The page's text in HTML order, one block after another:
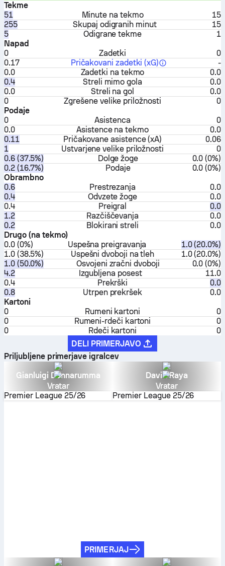
Tekme
51
Minute na tekmo
15
255
Skupaj odigranih minut
15
5
Odigrane tekme
1
Napad
0
Zadetki
0
0.17
Pričakovani zadetki (xG)
-
0.0
Zadetki na tekmo
0.0
0.4
Streli mimo gola
0.0
0.0
Streli na gol
0.0
0
Zgrešene velike priložnosti
0
Podaje
0
Asistenca
0
0.0
Asistence na tekmo
0.0
0.11
Pričakovane asistence (xA)
0.06
1
Ustvarjene velike priložnosti
0
0.6 (37.5%)
Dolge žoge
0.0 (0%)
0.2 (16.7%)
Podaje
0.0 (0%)
Obrambno
0.6
Prestrezanja
0.0
0.4
Odvzete žoge
0.0
0.4
Preigral
0.0
1.2
Razčiščevanja
0.0
0.2
Blokirani streli
0.0
Drugo (na tekmo)
0.0 (0%)
Uspešna preigravanja
1.0 (20.0%)
1.0 (38.5%)
Uspešni dvoboji na tleh
1.0 (20.0%)
1.0 (50.0%)
Osvojeni zračni dvoboji
0.0 (0%)
4.2
Izgubljena posest
11.0
0.4
Prekrški
0.0
0.8
Utrpen prekršek
0.0
Kartoni
0
Rumeni kartoni
0
0
Rumeni-rdeči kartoni
0
0
Rdeči kartoni
0
DELI PRIMERJAVO
Priljubljene primerjave igralcev
Gianluigi Donnarumma
Vratar
Premier League 25/26
David Raya
Vratar
Premier League 25/26
PRIMERJAJ